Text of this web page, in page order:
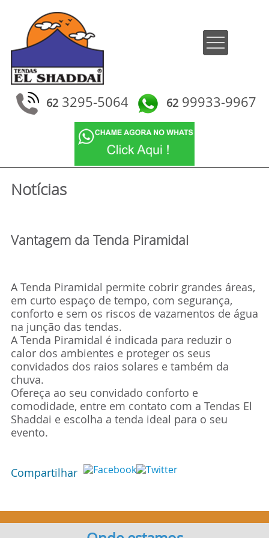
62 3295-5064 62 99933-9967
Notícias
Vantagem da Tenda Piramidal
A Tenda Piramidal permite cobrir grandes áreas,
em curto espaço de tempo, com segurança,
conforto e sem os riscos de vazamentos de água
na junção das tendas.
A Tenda Piramidal é indicada para reduzir o
calor dos ambientes e proteger os seus
convidados dos raios solares e também da
chuva.
Ofereça ao seu convidado conforto e
comodidade, entre em contato com a Tendas El
Shaddai e escolha a tenda ideal para o seu
evento.
Compartilhar